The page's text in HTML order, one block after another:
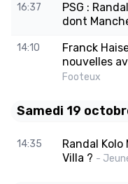
16:37
PSG :
dont
14:10
Franck
nouvelles
Footeux
Samedi 19
14:35
Randal
Villa ? -